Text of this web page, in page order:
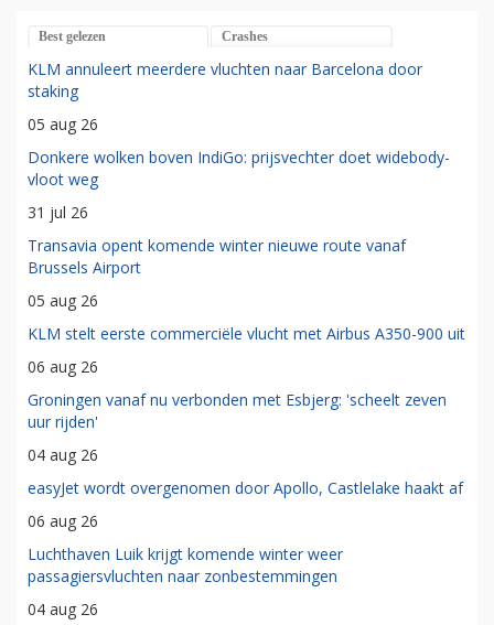
Best gelezen Crashes
KLM annuleert meerdere vluchten naar Barcelona door
staking
05 aug 26
Donkere wolken boven IndiGo: prijsvechter doet widebody-
vloot weg
31 jul 26
Transavia opent komende winter nieuwe route vanaf
Brussels Airport
05 aug 26
KLM stelt eerste commerciële vlucht met Airbus A350-900 uit
06 aug 26
Groningen vanaf nu verbonden met Esbjerg: 'scheelt zeven
uur rijden'
04 aug 26
easyJet wordt overgenomen door Apollo, Castlelake haakt af
06 aug 26
Luchthaven Luik krijgt komende winter weer
passagiersvluchten naar zonbestemmingen
04 aug 26